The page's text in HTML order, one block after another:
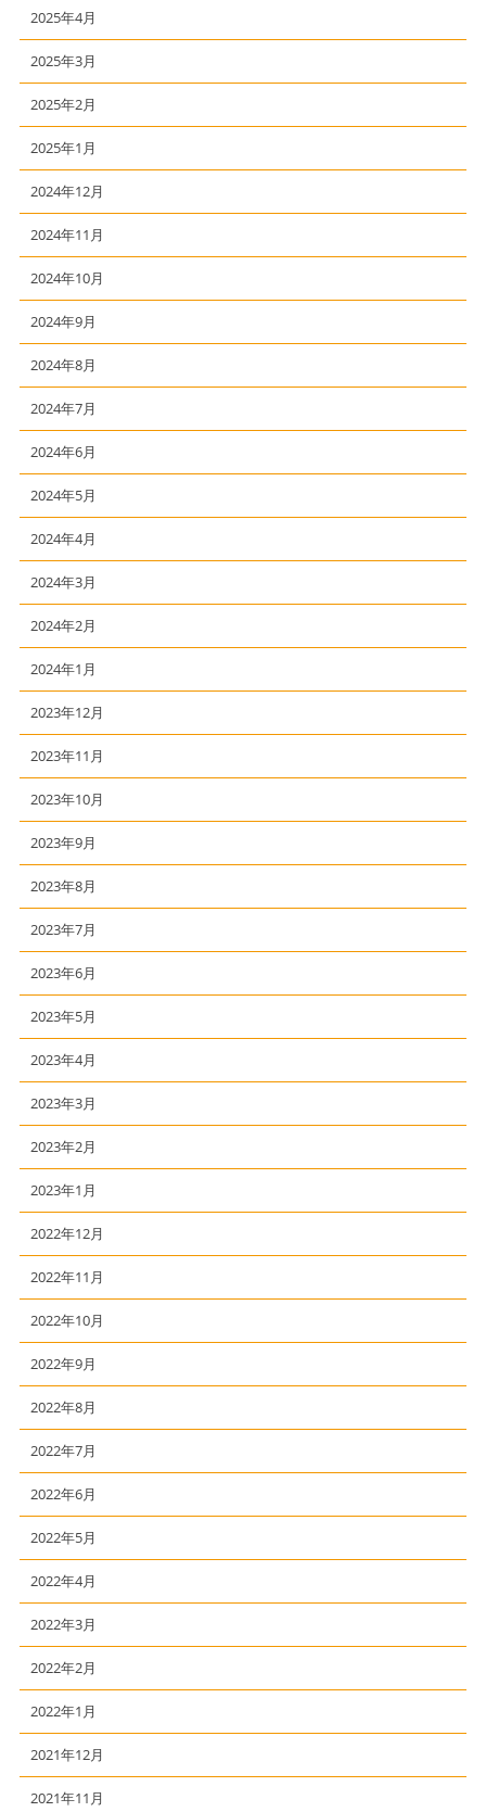
2025年4月
2025年3月
2025年2月
2025年1月
2024年12月
2024年11月
2024年10月
2024年9月
2024年8月
2024年7月
2024年6月
2024年5月
2024年4月
2024年3月
2024年2月
2024年1月
2023年12月
2023年11月
2023年10月
2023年9月
2023年8月
2023年7月
2023年6月
2023年5月
2023年4月
2023年3月
2023年2月
2023年1月
2022年12月
2022年11月
2022年10月
2022年9月
2022年8月
2022年7月
2022年6月
2022年5月
2022年4月
2022年3月
2022年2月
2022年1月
2021年12月
2021年11月